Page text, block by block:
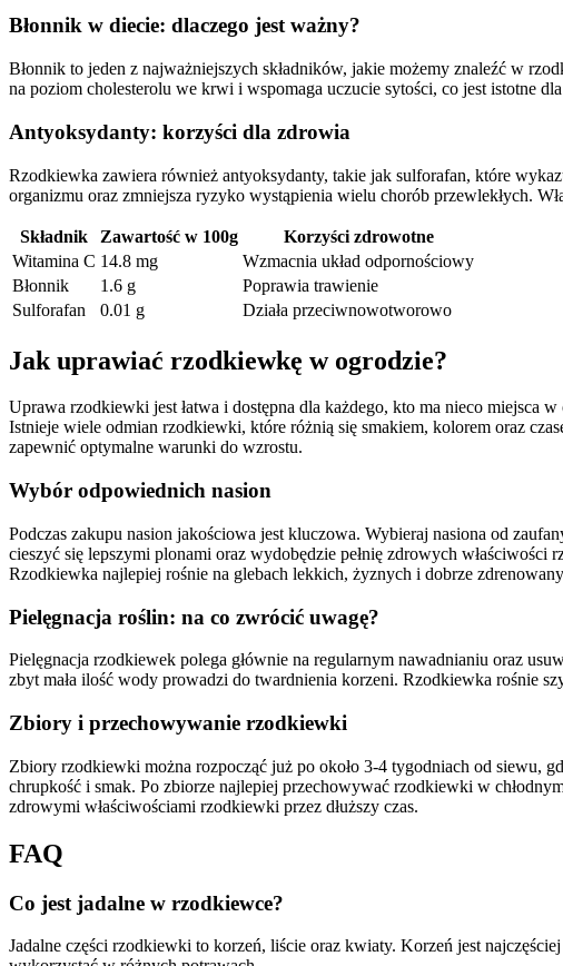
Błonnik w diecie: dlaczego jest ważny?
Błonnik to jeden z najważniejszych składników, jakie możemy znaleźć w
na poziom cholesterolu we krwi i wspomaga uczucie sytości, co jest istotne
Antyoksydanty: korzyści dla zdrowia
Rzodkiewka zawiera również antyoksydanty, takie jak sulforafan, które
organizmu oraz zmniejsza ryzyko wystąpienia wielu chorób przewlekłych.
Składnik Zawartość w 100g
Korzyści zdrowotne
Witamina C 14.8 mg
Wzmacnia układ odpornościowy
Błonnik
1.6 g
Poprawia trawienie
Sulforafan
0.01 g Działa przeciwnowotworowo
Jak uprawiać rzodkiewkę w ogrodzie?
Uprawa rzodkiewki jest łatwa i dostępna dla każdego, kto ma nieco
Istnieje wiele odmian rzodkiewki, które różnią się smakiem, kolorem oraz
zapewnić optymalne warunki do wzrostu.
Wybór odpowiednich nasion
Podczas zakupu nasion jakościowa jest kluczowa. Wybieraj nasiona od
cieszyć się lepszymi plonami oraz wydobędzie pełnię zdrowych właściwości
Rzodkiewka najlepiej rośnie na glebach lekkich, żyznych i dobrze
Pielęgnacja roślin: na co zwrócić uwagę?
Pielęgnacja rzodkiewek polega głównie na regularnym nawadnianiu oraz
zbyt mała ilość wody prowadzi do twardnienia korzeni. Rzodkiewka rośnie
Zbiory i przechowywanie rzodkiewki
Zbiory rzodkiewki można rozpocząć już po około 3-4 tygodniach od siewu,
chrupkość i smak. Po zbiorze najlepiej przechowywać rzodkiewki w
zdrowymi właściwościami rzodkiewki przez dłuższy czas.
FAQ
Co jest jadalne w rzodkiewce?
Jadalne części rzodkiewki to korzeń, liście oraz kwiaty. Korzeń jest